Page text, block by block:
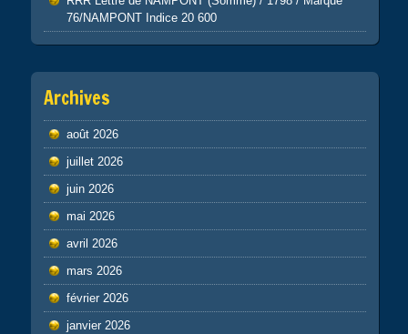
76/NAMPONT Indice 20 600
Archives
août 2026
juillet 2026
juin 2026
mai 2026
avril 2026
mars 2026
février 2026
janvier 2026